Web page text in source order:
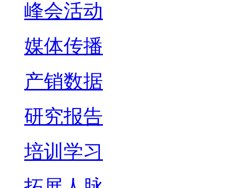
峰会活动
媒体传播
产销数据
研究报告
培训学习